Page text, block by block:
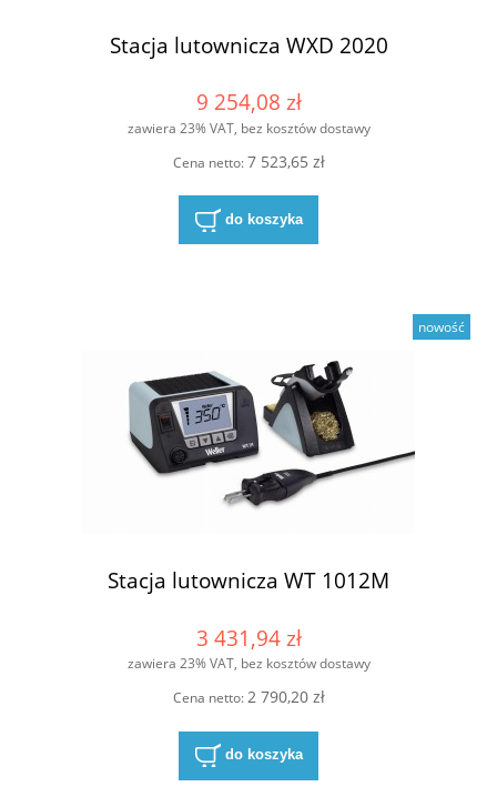
Stacja lutownicza WXD 2020
9 254,08 zł
zawiera 23% VAT, bez kosztów dostawy
Cena netto:7 523,65 zł
do koszyka
Stacja lutownicza WT 1012M
3 431,94 zł
zawiera 23% VAT, bez kosztów dostawy
Cena netto:2 790,20 zł
do koszyka
nowość